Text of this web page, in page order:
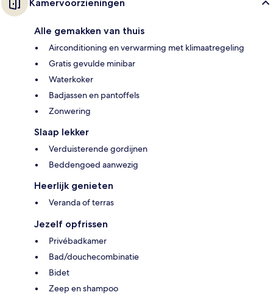
Kamervoorzieningen
Alle gemakken van thuis
Airconditioning en verwarming met klimaatregeling
Gratis gevulde minibar
Waterkoker
Badjassen en pantoffels
Zonwering
Slaap lekker
Verduisterende gordijnen
Beddengoed aanwezig
Heerlijk genieten
Veranda of terras
Jezelf opfrissen
Privébadkamer
Bad/douchecombinatie
Bidet
Zeep en shampoo